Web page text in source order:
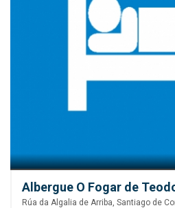
Albergue O Fogar de
Rúa da Algalia de Arriba, Santiago de